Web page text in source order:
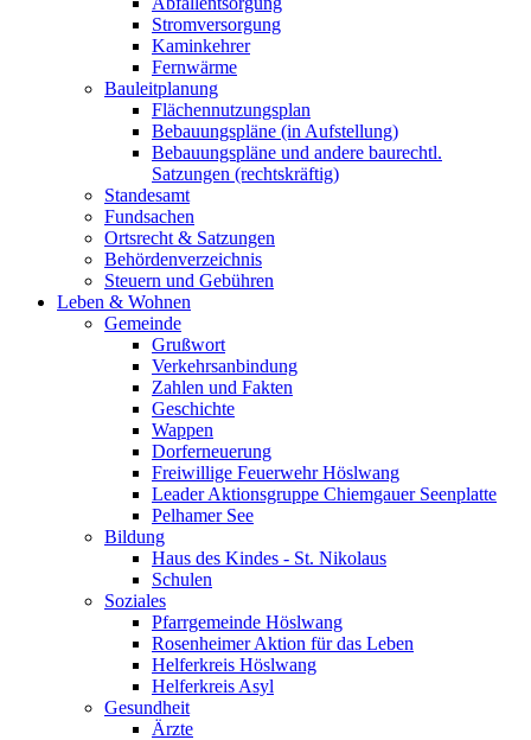
Stromversorgung
Kaminkehrer
Fernwärme
Bauleitplanung
Flächennutzungsplan
Bebauungspläne (in Aufstellung)
Bebauungspläne und andere baurechtl.
Satzungen (rechtskräftig)
Standesamt
Fundsachen
Ortsrecht & Satzungen
Behördenverzeichnis
Steuern und Gebühren
Leben & Wohnen
Gemeinde
Grußwort
Verkehrsanbindung
Zahlen und Fakten
Geschichte
Wappen
Dorferneuerung
Freiwillige Feuerwehr Höslwang
Leader Aktionsgruppe Chiemgauer Seenplatte
Pelhamer See
Bildung
Haus des Kindes - St. Nikolaus
Schulen
Soziales
Pfarrgemeinde Höslwang
Rosenheimer Aktion für das Leben
Helferkreis Höslwang
Helferkreis Asyl
Gesundheit
Ärzte